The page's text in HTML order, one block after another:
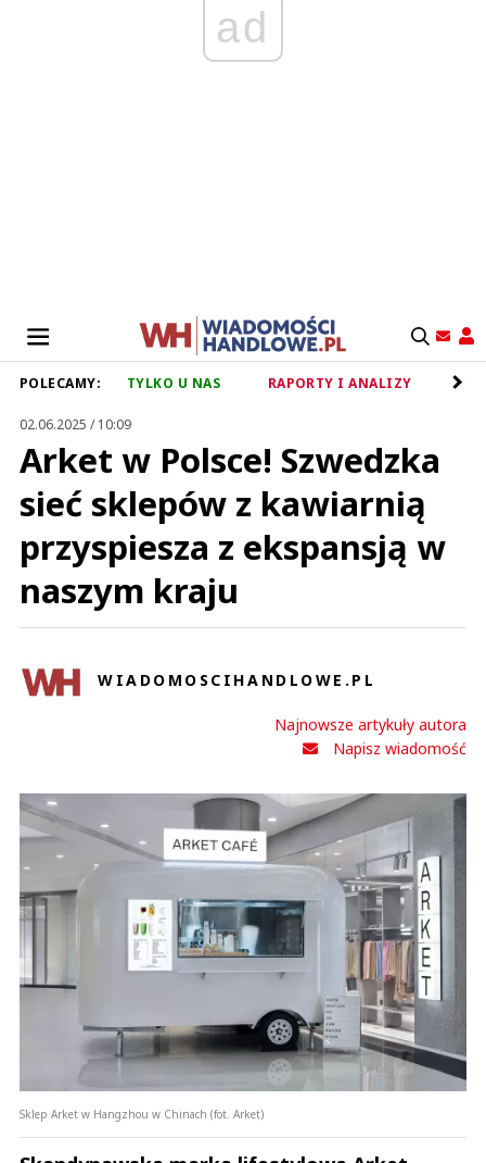
ad
POLECAMY: TYLKO U NAS RAPORTY I ANALIZY
02.06.2025 / 10:09
Arket w Polsce! Szwedzka
sieć sklepów z kawiarnią
przyspiesza z ekspansją w
naszym kraju
WIADOMOSCIHANDLOWE.PL
Najnowsze artykuły autora
Napisz wiadomość
Sklep Arket w Hangzhou w Chinach (fot. Arket)